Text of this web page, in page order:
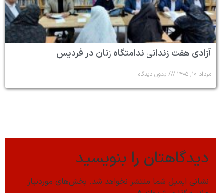
آزادی هفت زندانی ندامتگاه زنان در فردیس
مرداد ۱۰, ۱۴۰۵ بدون دیدگاه
دیدگاهتان را بنویسید
نشانی ایمیل شما منتشر نخواهد شد. بخش‌های موردنیاز